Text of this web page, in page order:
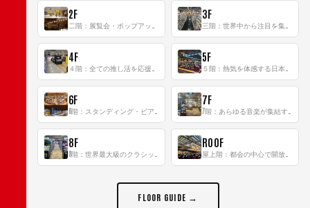
2F 3F
4F 5F
6F 7F
8F ROOF
FLOOR GUIDE →